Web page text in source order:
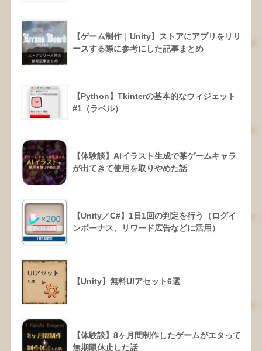
【ゲーム制作｜Unity】ストアにアプリをリリ
ースする際に参考にした記事まとめ
【Python】Tkinterの基本的なウィジェット
#1（ラベル）
【体験談】AIイラスト生成で某ゲームキャラ
が出てきて使用を取りやめた話
【Unity／C#】1日1回の判定を行う（ログイ
ンボーナス、リワード広告などに活用）
【Unity】無料UIアセット6選
【体験談】8ヶ月間制作したゲームがエタって
無期限休止した話